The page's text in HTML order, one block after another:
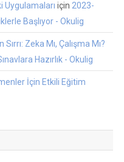
Uygulamaları için 2023-
Başlıyor - Okulig
Sırrı: Zeka Mı, Çalışma Mı?
Hazırlık - Okulig
İçin Etkili Eğitim